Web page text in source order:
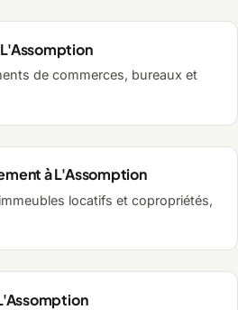
de commerces, bureaux et
à L'Assomption
locatifs et copropriétés,